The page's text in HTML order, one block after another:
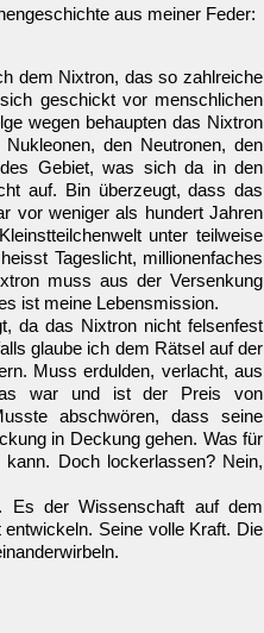
aus meiner Feder:
dem Nixtron, das so zahlreiche
geschickt vor menschlichen
wegen behaupten das Nixtron
den Neutronen, den
Gebiet, was sich da in den
auf. Bin überzeugt, dass das
vor weniger als hundert Jahren
unter teilweise
Tageslicht, millionenfaches
muss aus der Versenkung
ist meine Lebensmission.
da das Nixtron nicht felsenfest
glaube ich dem Rätsel auf der
Muss erdulden, verlacht, aus
war und ist der Preis von
abschwören, dass seine
in Deckung gehen. Was für
Doch lockerlassen? Nein,
Es der Wissenschaft auf dem
Seine volle Kraft. Die